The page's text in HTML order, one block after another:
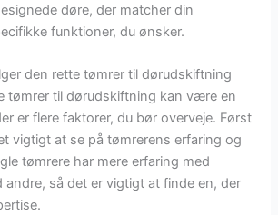
døre, der matcher din
funktioner, du ønsker.
den rette tømrer til dørudskiftning
tømrer til dørudskiftning kan være en
er flere faktorer, du bør overveje. Først
vigtigt at se på tømrerens erfaring og
tømrere har mere erfaring med
så det er vigtigt at finde en, der